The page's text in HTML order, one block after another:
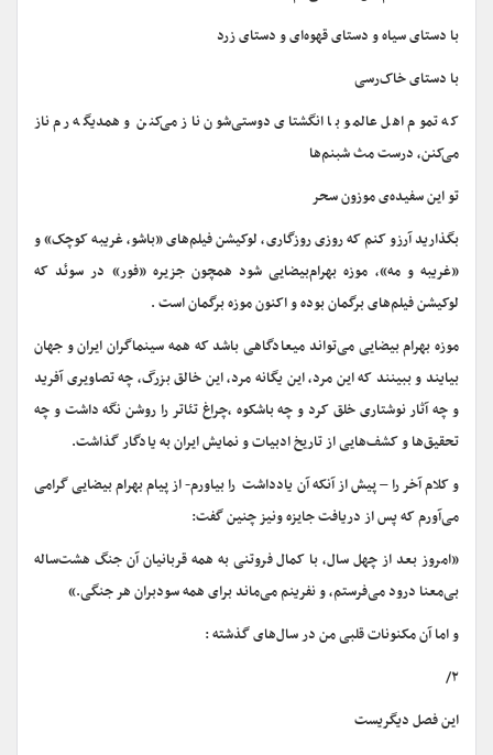
با دستای سیاه و دستای قهوه‌ای و دستای زرد
با دستای خاک‌رسی
که تموم اهل عالمو با انگشتای دوستی‌شون ناز می‌کنن و همدیگه رم ناز
می‌کنن، درست مث شبنم‌ها
تو این سفیده‌ی موزون سحر
بگذارید آرزو کنم که روزی روزگاری، لوکیشن فیلم‌های «باشو، غریبه کوچک» و
«غریبه و مه»، موزه بهرام‌بیضایی شود همچون جزیره «فور» در سوئد که
لوکیشن فیلم‌های برگمان بوده و اکنون موزه برگمان است .
موزه بهرام بیضایی می‌تواند میعادگاهی باشد که همه سینماگران ایران و جهان
بیایند و ببینند که این مرد، این یگانه مرد، این خالق بزرگ، چه تصاویری آفرید
و چه آثار نوشتاری خلق کرد و چه باشکوه ،چراغ تئاتر را روشن نگه داشت و چه
تحقیق‌ها و کشف‌هایی از تاریخ ادبیات و نمایش ایران به یادگار گذاشت.
و کلام آخر را – پیش از آنکه آن یادداشت را بیاورم- از پیام بهرام بیضایی گرامی
می‌آورم که پس از دریافت جایزه ونیز چنین گفت:
«امروز بعد از چهل سال، با کمال فروتنی به همه قربانیان آن جنگ هشت‌ساله
بی‌معنا درود می‌فرستم، و نفرینم می‌ماند برای همه سودبران هر جنگی.»
و اما آن مکنونات قلبی من در سال‌های گذشته :
۲/
این فصل دیگریست